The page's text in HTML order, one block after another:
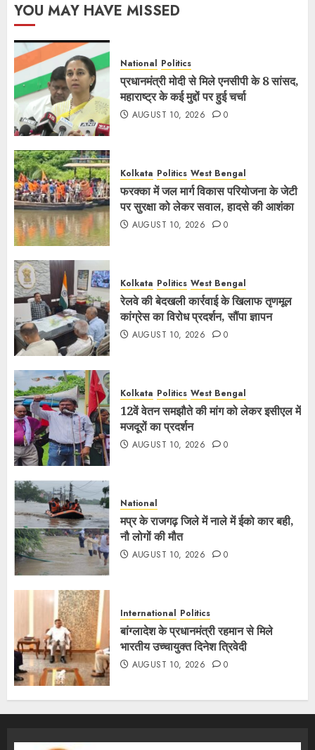
YOU MAY HAVE MISSED
National Politics
प्रधानमंत्री मोदी से मिले एनसीपी के 8 सांसद,
महाराष्ट्र के कई मुद्दों पर हुई चर्चा
AUGUST 10, 2026 0
Kolkata Politics West Bengal
फरक्का में जल मार्ग विकास परियोजना के जेटी
पर सुरक्षा को लेकर सवाल, हादसे की आशंका
AUGUST 10, 2026 0
Kolkata Politics West Bengal
रेलवे की बेदखली कार्रवाई के खिलाफ तृणमूल
कांग्रेस का विरोध प्रदर्शन, सौंपा ज्ञापन
AUGUST 10, 2026 0
Kolkata Politics West Bengal
12वें वेतन समझौते की मांग को लेकर इसीएल में
मजदूरों का प्रदर्शन
AUGUST 10, 2026 0
National
मप्र के राजगढ़ जिले में नाले में ईको कार बही,
नौ लोगों की मौत
AUGUST 10, 2026 0
International Politics
बांग्लादेश के प्रधानमंत्री रहमान से मिले
भारतीय उच्चायुक्त दिनेश त्रिवेदी
AUGUST 10, 2026 0